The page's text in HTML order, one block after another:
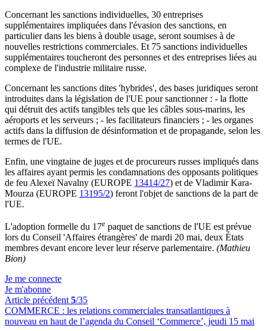
Concernant les sanctions individuelles, 30 entreprises
supplémentaires impliquées dans l'évasion des sanctions, en
particulier dans les biens à double usage, seront soumises à de
nouvelles restrictions commerciales. Et 75 sanctions individuelles
supplémentaires toucheront des personnes et des entreprises liées au
complexe de l'industrie militaire russe.
Concernant les sanctions dites 'hybrides', des bases juridiques seront
introduites dans la législation de l'UE pour sanctionner : - la flotte
qui détruit des actifs tangibles tels que les câbles sous-marins, les
aéroports et les serveurs ; - les facilitateurs financiers ; - les organes
actifs dans la diffusion de désinformation et de propagande, selon les
termes de l'UE.
Enfin, une vingtaine de juges et de procureurs russes impliqués dans
les affaires ayant permis les condamnations des opposants politiques
de feu Alexeï Navalny (EUROPE 13414/27) et de Vladimir Kara-
Mourza (EUROPE 13195/2) feront l'objet de sanctions de la part de
l'UE.
L'adoption formelle du 17e paquet de sanctions de l'UE est prévue
lors du Conseil 'Affaires étrangères' de mardi 20 mai, deux États
membres devant encore lever leur réserve parlementaire. (Mathieu
Bion)
Je me connecte
Je m'abonne
Article précédent 5/35
COMMERCE : les relations commerciales transatlantiques à
nouveau en haut de l’agenda du Conseil ‘Commerce’, jeudi 15 mai